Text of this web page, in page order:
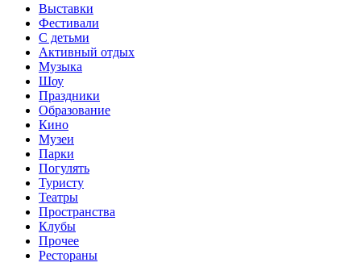
Выставки
Фестивали
С детьми
Активный отдых
Музыка
Шоу
Праздники
Образование
Кино
Музеи
Парки
Погулять
Туристу
Театры
Пространства
Клубы
Прочее
Рестораны